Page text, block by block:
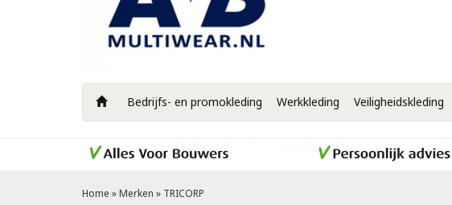
Bedrijfs- en promokleding Werkkleding Veiligheidskleding
Home »Merken » TRICORP